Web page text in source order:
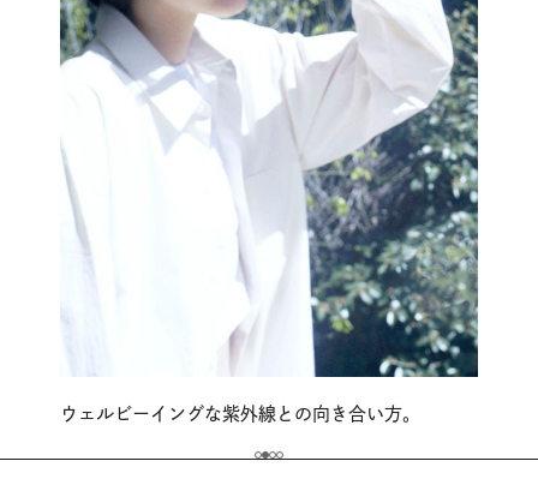
ウェルビーイングな紫外線との向き合い方。